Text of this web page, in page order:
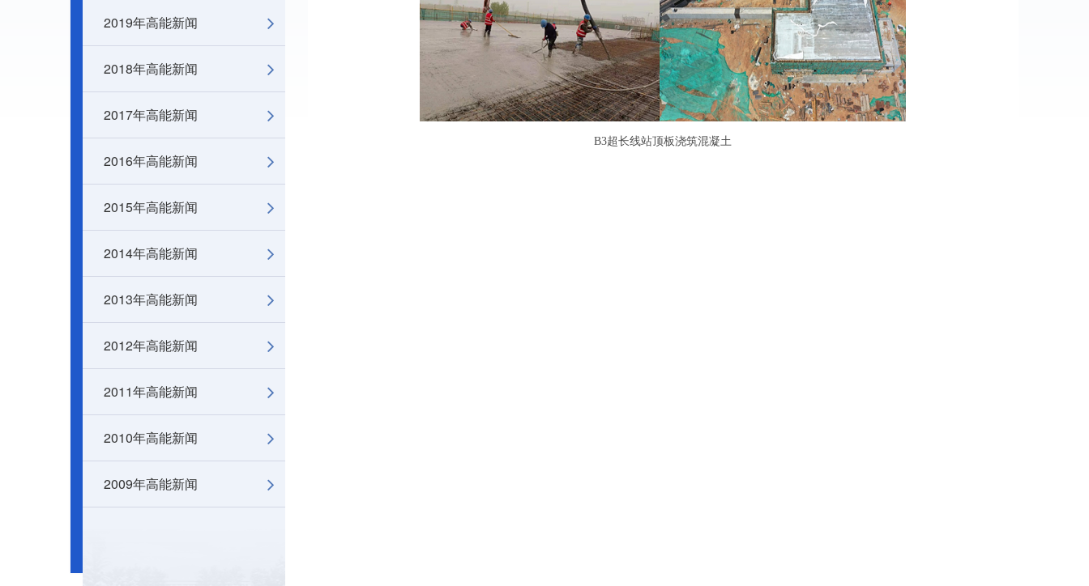
2019年高能新闻
2018年高能新闻
2017年高能新闻
2016年高能新闻
2015年高能新闻
2014年高能新闻
2013年高能新闻
2012年高能新闻
2011年高能新闻
2010年高能新闻
2009年高能新闻
B3超长线站顶板浇筑混凝土